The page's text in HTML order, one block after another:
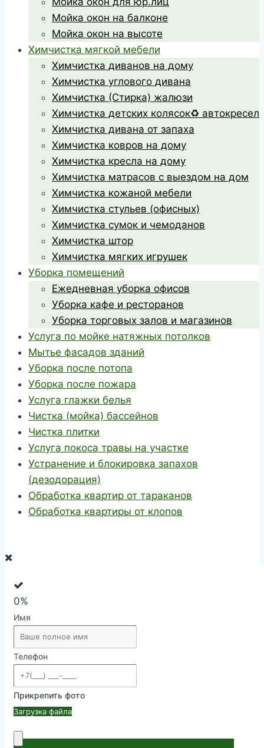
Мойка окон на балконе
Мойка окон на высоте
Химчистка мягкой мебели
Химчистка диванов на дому
Химчистка углового дивана
Химчистка (Стирка) жалюзи
Химчистка детских колясок♻️ автокресел
Химчистка дивана от запаха
Химчистка ковров на дому
Химчистка кресла на дому
Химчистка матрасов с выездом на дом
Химчистка кожаной мебели
Химчистка стульев (офисных)
Химчистка сумок и чемоданов
Химчистка штор
Химчистка мягких игрушек
Уборка помещений
Ежедневная уборка офисов
Уборка кафе и ресторанов
Уборка торговых залов и магазинов
Услуга по мойке натяжных потолков
Мытье фасадов зданий
Уборка после потопа
Уборка после пожара
Услуга глажки белья
Чистка (мойка) бассейнов
Чистка плитки
Услуга покоса травы на участке
Устранение и блокировка запахов
(дезодорация)
Обработка квартир от тараканов
Обработка квартиры от клопов
0%
Имя
Телефон
Прикрепить фото
Загрузка файла